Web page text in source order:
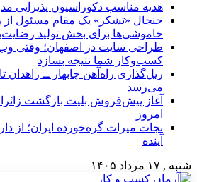
هدیه مناسب دکوراسیون پذیرایی
جنجال «تشکر» یک مقام مسئول از
خاموشی‌ها برای بخش تولید
طراحی سایت در اصفهان؛ وقتی
کسب‌وکار شما نتیجه بسازد
ریل‌گذاری راه‌آهن چابهار ــ زاهدان
می‌رسد
آغاز پیش‌فروش بلیت بازگشت
امروز
نجات میراث گره‌خورده ایران؛ از
آینده
شنبه , ۱۷ مرداد ۱۴۰۵